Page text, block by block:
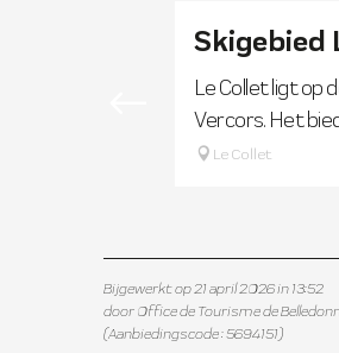
Skigebied
Le Collet ligt op
Vercors. Het
Le Collet
Bijgewerkt op 21 april 2026 in 13:52
door Office de Tourisme de
(Aanbiedingscode :5694151)